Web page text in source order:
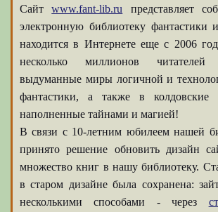
Сайтwww.fant-lib.ru представляет
электронную библиотеку фантастики
находится в Интернете еще с 2006
несколько миллионов
выдуманные миры логичной и
фантастики, а также в колдовские
наполненные тайнами и магией!
В связи с 10-летним юбилеем нашей
принято решение обновить дизайн
множество книг в нашу библиотеку.
в старом дизайне была сохранена:
несколькими способами - через